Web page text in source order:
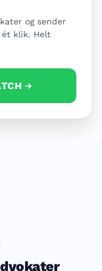
og sender
ét klik. Helt